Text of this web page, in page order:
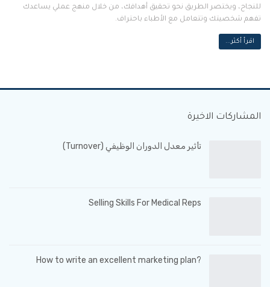
للنجاح، ويختصر الطريق نحو تحقيق أهدافك، من خلال منهج عملي يساعدك
تفهم شخصيتك وتتعامل مع الأطباء باحتراف.
اقرأ أكثر...
المشاركات الاخيرة
تأثير معدل الدوران الوظيفي (Turnover)
Selling Skills For Medical Reps
?How to write an excellent marketing plan